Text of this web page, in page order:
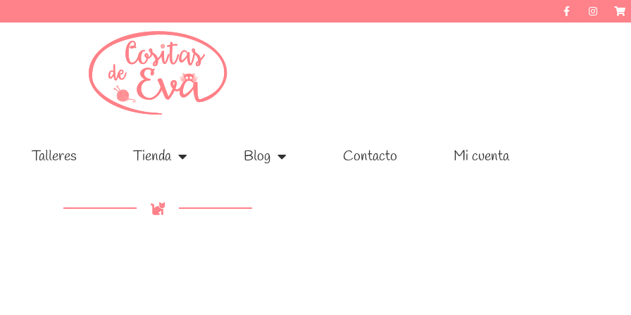
Talleres Tienda Blog Contacto Mi cuenta
Talleres Tienda Blog Contacto Mi cuenta